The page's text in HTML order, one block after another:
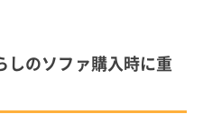
しのソファ購入時に重